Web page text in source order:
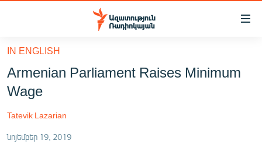
Մատչելիության
հիմնական
բովանդակությանը
Անցնել
հիմնական
մենյուին
ՔԱՂԱՔԱԿԱՆ
ԻՐԱՎՈՒՆՔ
IN ENGLISH
Armenian Parliament Raises Minimum
Wage
Tatevik Lazarian
նոյեմբեր 19, 2019